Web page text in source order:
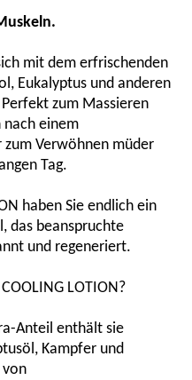
mit dem erfrischenden
Eukalyptus und anderen
zum Massieren
einem
Verwöhnen müder
Tag.
haben Sie endlich ein
das beanspruchte
und regeneriert.
LOTION?
Anteil enthält sie
Kampfer und
von